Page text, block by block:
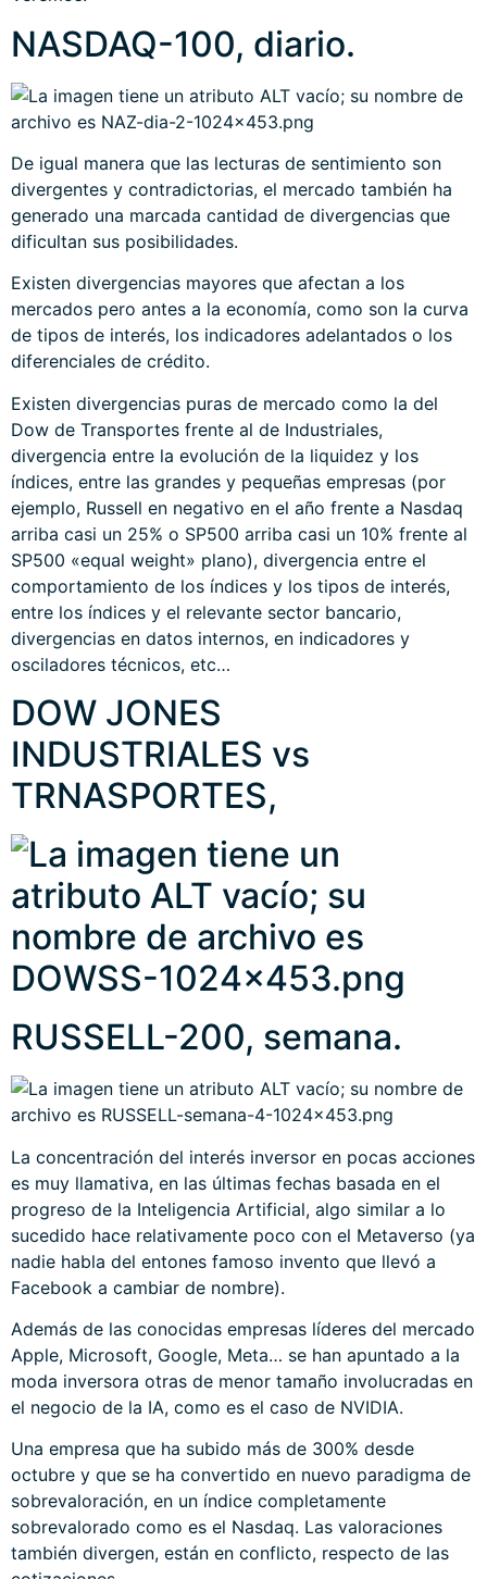
NASDAQ-100, diario.
De igual manera que las lecturas de sentimiento son
divergentes y contradictorias, el mercado también ha
generado una marcada cantidad de divergencias que
dificultan sus posibilidades.
Existen divergencias mayores que afectan a los
mercados pero antes a la economía, como son la curva
de tipos de interés, los indicadores adelantados o los
diferenciales de crédito.
Existen divergencias puras de mercado como la del
Dow de Transportes frente al de Industriales,
divergencia entre la evolución de la liquidez y los
índices, entre las grandes y pequeñas empresas (por
ejemplo, Russell en negativo en el año frente a Nasdaq
arriba casi un 25% o SP500 arriba casi un 10% frente al
SP500 «equal weight» plano), divergencia entre el
comportamiento de los índices y los tipos de interés,
entre los índices y el relevante sector bancario,
divergencias en datos internos, en indicadores y
osciladores técnicos, etc…
DOW JONES
INDUSTRIALES vs
TRNASPORTES,
RUSSELL-200, semana.
La concentración del interés inversor en pocas acciones
es muy llamativa, en las últimas fechas basada en el
progreso de la Inteligencia Artificial, algo similar a lo
sucedido hace relativamente poco con el Metaverso (ya
nadie habla del entones famoso invento que llevó a
Facebook a cambiar de nombre).
Además de las conocidas empresas líderes del mercado
Apple, Microsoft, Google, Meta… se han apuntado a la
moda inversora otras de menor tamaño involucradas en
el negocio de la IA, como es el caso de NVIDIA.
Una empresa que ha subido más de 300% desde
octubre y que se ha convertido en nuevo paradigma de
sobrevaloración, en un índice completamente
sobrevalorado como es el Nasdaq. Las valoraciones
también divergen, están en conflicto, respecto de las